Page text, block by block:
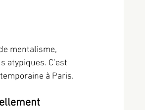
mentalisme,
atypiques. C’est
à Paris.